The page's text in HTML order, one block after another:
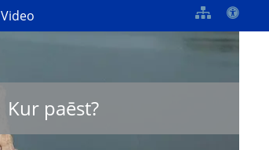
Video
Kur paēst?